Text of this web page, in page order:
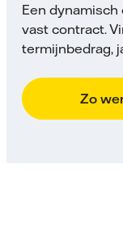
Een
vast contract.
termijnbedrag,
Zo